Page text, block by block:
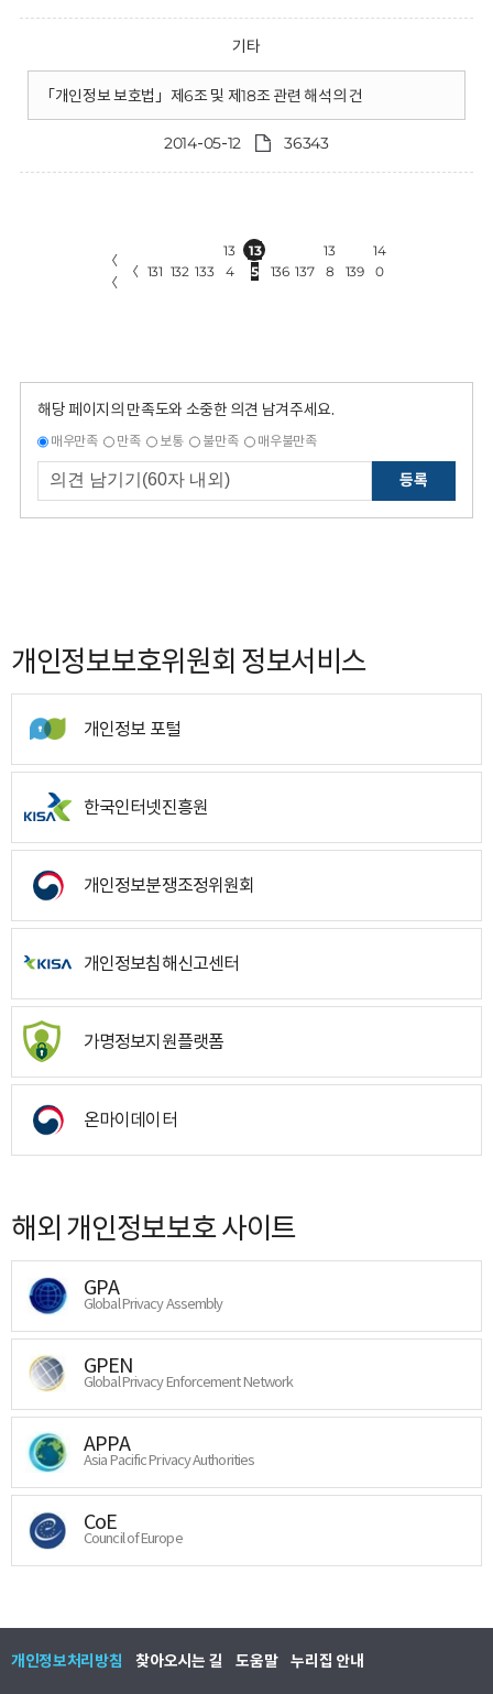
기타
「개인정보 보호법」제6조 및 제18조 관련 해석의 건
2014-05-12 36343
〈
〈
〈 131 132 133
13
4
13
5
136 137
13
8
139
14
0
해당 페이지의 만족도와 소중한 의견 남겨주세요.
매우만족 만족 보통 불만족 매우불만족
등록
개인정보보호위원회 정보서비스
개인정보 포털
한국인터넷진흥원
개인정보분쟁조정위원회
개인정보침해신고센터
가명정보지원플랫폼
온마이데이터
해외 개인정보보호 사이트
GPA
Global Privacy Assembly
GPEN
Global Privacy Enforcement Network
APPA
Asia Pacific Privacy Authorities
CoE
Council of Europe
개인정보처리방침 찾아오시는 길 도움말 누리집 안내